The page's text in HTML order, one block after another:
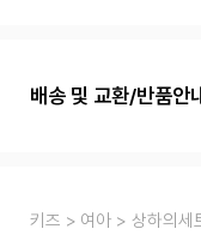
배송 및 교환/반품안
키즈 여아 상하의세